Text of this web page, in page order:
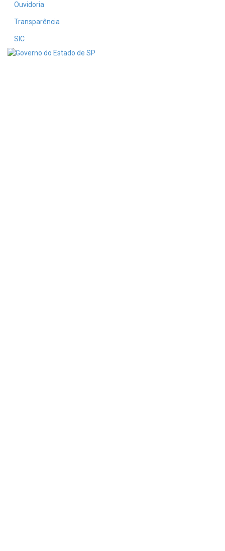
Ouvidoria
Transparência
SIC